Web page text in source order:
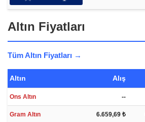
Altın Fiyatları
Tüm Altın Fiyatları →
Altın Alış
Ons Altın --
Gram Altın 6.659,69 ₺